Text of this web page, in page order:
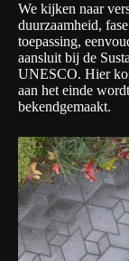
We kijken naar
duurzaamheid,
toepassing,
aansluit bij de
UNESCO. Hier
aan het einde
bekendgemaakt.